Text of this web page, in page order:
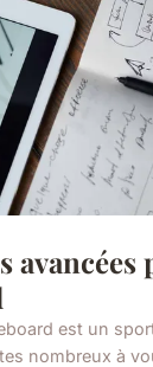
avancées
est un
nombreux à